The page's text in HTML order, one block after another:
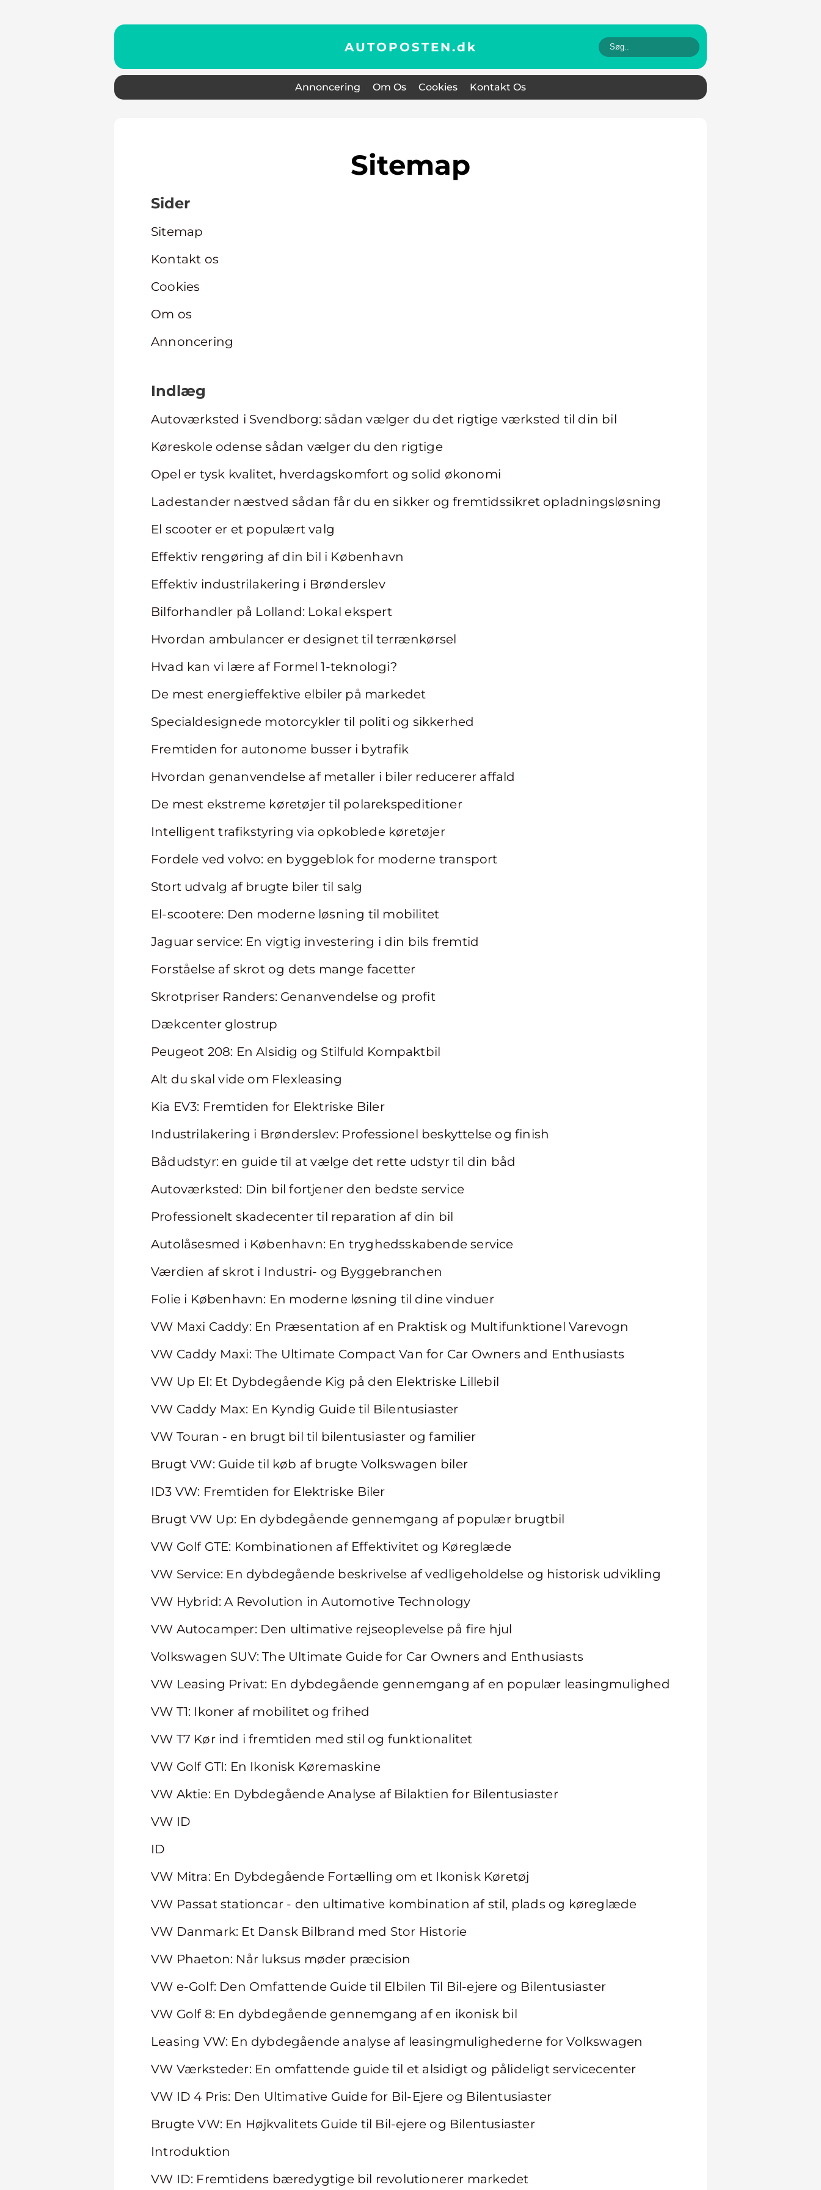
AUTOPOSTEN.dk
Annoncering Om Os Cookies Kontakt Os
Sitemap
Sider
Sitemap
Kontakt os
Cookies
Om os
Annoncering
Indlæg
Autoværksted i Svendborg: sådan vælger du det rigtige værksted til din bil
Køreskole odense sådan vælger du den rigtige
Opel er tysk kvalitet, hverdagskomfort og solid økonomi
Ladestander næstved sådan får du en sikker og fremtidssikret opladningsløsning
El scooter er et populært valg
Effektiv rengøring af din bil i København
Effektiv industrilakering i Brønderslev
Bilforhandler på Lolland: Lokal ekspert
Hvordan ambulancer er designet til terrænkørsel
Hvad kan vi lære af Formel 1-teknologi?
De mest energieffektive elbiler på markedet
Specialdesignede motorcykler til politi og sikkerhed
Fremtiden for autonome busser i bytrafik
Hvordan genanvendelse af metaller i biler reducerer affald
De mest ekstreme køretøjer til polarekspeditioner
Intelligent trafikstyring via opkoblede køretøjer
Fordele ved volvo: en byggeblok for moderne transport
Stort udvalg af brugte biler til salg
El-scootere: Den moderne løsning til mobilitet
Jaguar service: En vigtig investering i din bils fremtid
Forståelse af skrot og dets mange facetter
Skrotpriser Randers: Genanvendelse og profit
Dækcenter glostrup
Peugeot 208: En Alsidig og Stilfuld Kompaktbil
Alt du skal vide om Flexleasing
Kia EV3: Fremtiden for Elektriske Biler
Industrilakering i Brønderslev: Professionel beskyttelse og finish
Bådudstyr: en guide til at vælge det rette udstyr til din båd
Autoværksted: Din bil fortjener den bedste service
Professionelt skadecenter til reparation af din bil
Autolåsesmed i København: En tryghedsskabende service
Værdien af skrot i Industri- og Byggebranchen
Folie i København: En moderne løsning til dine vinduer
VW Maxi Caddy: En Præsentation af en Praktisk og Multifunktionel Varevogn
VW Caddy Maxi: The Ultimate Compact Van for Car Owners and Enthusiasts
VW Up El: Et Dybdegående Kig på den Elektriske Lillebil
VW Caddy Max: En Kyndig Guide til Bilentusiaster
VW Touran - en brugt bil til bilentusiaster og familier
Brugt VW: Guide til køb af brugte Volkswagen biler
ID3 VW: Fremtiden for Elektriske Biler
Brugt VW Up: En dybdegående gennemgang af populær brugtbil
VW Golf GTE: Kombinationen af Effektivitet og Køreglæde
VW Service: En dybdegående beskrivelse af vedligeholdelse og historisk udvikling
VW Hybrid: A Revolution in Automotive Technology
VW Autocamper: Den ultimative rejseoplevelse på fire hjul
Volkswagen SUV: The Ultimate Guide for Car Owners and Enthusiasts
VW Leasing Privat: En dybdegående gennemgang af en populær leasingmulighed
VW T1: Ikoner af mobilitet og frihed
VW T7 Kør ind i fremtiden med stil og funktionalitet
VW Golf GTI: En Ikonisk Køremaskine
VW Aktie: En Dybdegående Analyse af Bilaktien for Bilentusiaster
VW ID
ID
VW Mitra: En Dybdegående Fortælling om et Ikonisk Køretøj
VW Passat stationcar - den ultimative kombination af stil, plads og køreglæde
VW Danmark: Et Dansk Bilbrand med Stor Historie
VW Phaeton: Når luksus møder præcision
VW e-Golf: Den Omfattende Guide til Elbilen Til Bil-ejere og Bilentusiaster
VW Golf 8: En dybdegående gennemgang af en ikonisk bil
Leasing VW: En dybdegående analyse af leasingmulighederne for Volkswagen
VW Værksteder: En omfattende guide til et alsidigt og pålideligt servicecenter
VW ID 4 Pris: Den Ultimative Guide for Bil-Ejere og Bilentusiaster
Brugte VW: En Højkvalitets Guide til Bil-ejere og Bilentusiaster
Introduktion
VW ID: Fremtidens bæredygtige bil revolutionerer markedet